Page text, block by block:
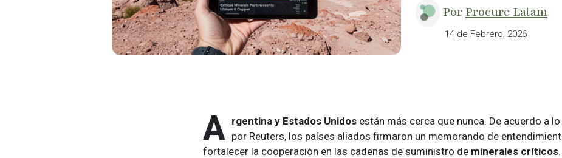
Por Procure Latam
14 de Febrero, 2026
A rgentina y Estados Unidos están más cerca que nunca. De acuerdo a
por Reuters, los países aliados firmaron un memorando de
fortalecer la cooperación en las cadenas de suministro de minerales críticos